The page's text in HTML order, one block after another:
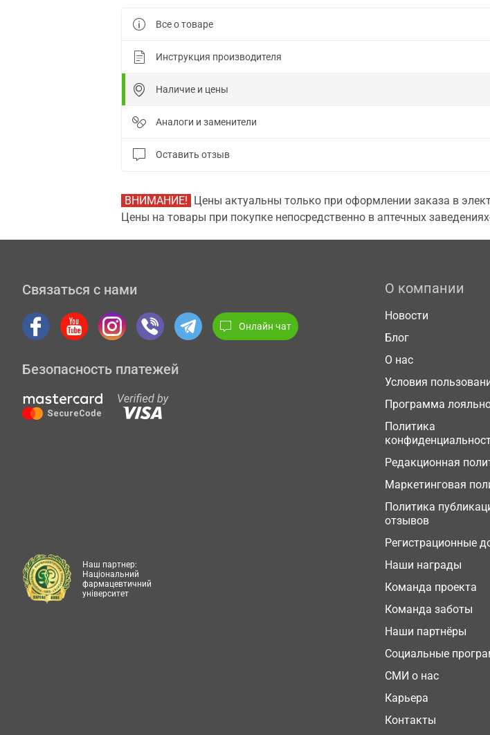
Все о товаре
Инструкция производителя
Наличие и цены
Аналоги и заменители
Оставить отзыв
ВНИМАНИЕ! Цены актуальны только при оформлении заказа в
Цены на товары при покупке непосредственно в аптечных
Связаться с нами
Онлайн чат
Безопасность платежей
О компании
Новости
Блог
О нас
Условия
Программа
Политика
Редакционная
Маркетинговая
Политика
отзывов
Регистрационные
Наши награды
Команда проекта
Команда заботы
Наши партнёры
Социальные
СМИ о нас
Карьера
Контакты
Наш партнер:
Національний
фармацевтичний
університет